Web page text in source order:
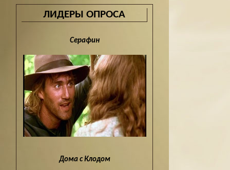
ЛИДЕРЫ ОПРОСА
Серафин
Дома с Клодом